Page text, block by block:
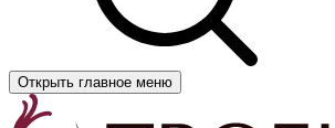
Открыть главное меню